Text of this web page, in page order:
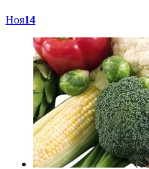
Ноя14